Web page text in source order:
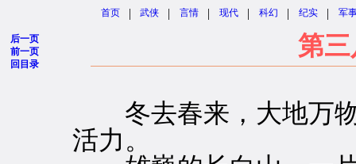
首页 | 武侠 | 言情 | 现代 | 科幻 | 纪实 | 军
后一页
前一页
回目录
第
冬去春来，大地万物
活力。